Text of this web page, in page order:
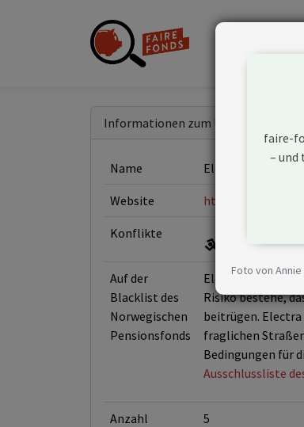
Informationen zum Unternehmen
Name Elco Ltd
Website https://
Konflikte
Auf der
Blacklist des
Norwegischen
Pensionsfonds
Elco und seine
Risiko bestehe,
beitrügen. Electra
fraglichen
Bedingungen für
Ausschlussliste
Anzahl
5
faire-
– und
Foto von